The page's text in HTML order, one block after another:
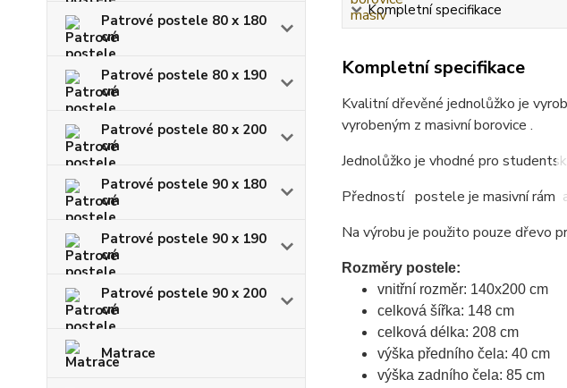
Patrové postele 80 x 180
cm
Patrové postele 80 x 190
cm
Patrové postele 80 x 200
cm
Patrové postele 90 x 180
cm
Patrové postele 90 x 190
cm
Patrové postele 90 x 200
cm
Matrace
Kompletní specifikace
Kompletní specifikace
Kvalitní dřevěné jednolůžko je
vyrobeným z masivní borovice .
Jednolůžko je vhodné pro
Předností postele je masivní rám
Na výrobu je použito pouze dřevo
Rozměry postele:
vnitřní rozměr: 140x200 cm
celková šířka: 148 cm
celková délka: 208 cm
výška předního čela: 40 cm
výška zadního čela: 85 cm